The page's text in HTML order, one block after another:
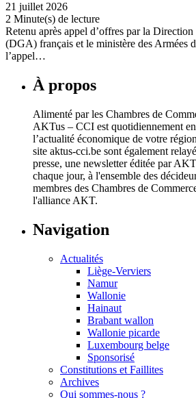
21 juillet 2026
2 Minute(s) de lecture
Retenu après appel d’offres par la Direction
(DGA) français et le ministère des Armées
l’appel…
À propos
Alimenté par les Chambres de
AKTus – CCI est quotidiennement
l’actualité économique de votre
site aktus-cci.be sont également
presse, une newsletter éditée par
chaque jour, à l'ensemble des
membres des Chambres de
l'alliance AKT.
Navigation
Actualités
Liège-Verviers
Namur
Wallonie
Hainaut
Brabant wallon
Wallonie picarde
Luxembourg belge
Sponsorisé
Constitutions et Faillites
Archives
Qui sommes-nous ?